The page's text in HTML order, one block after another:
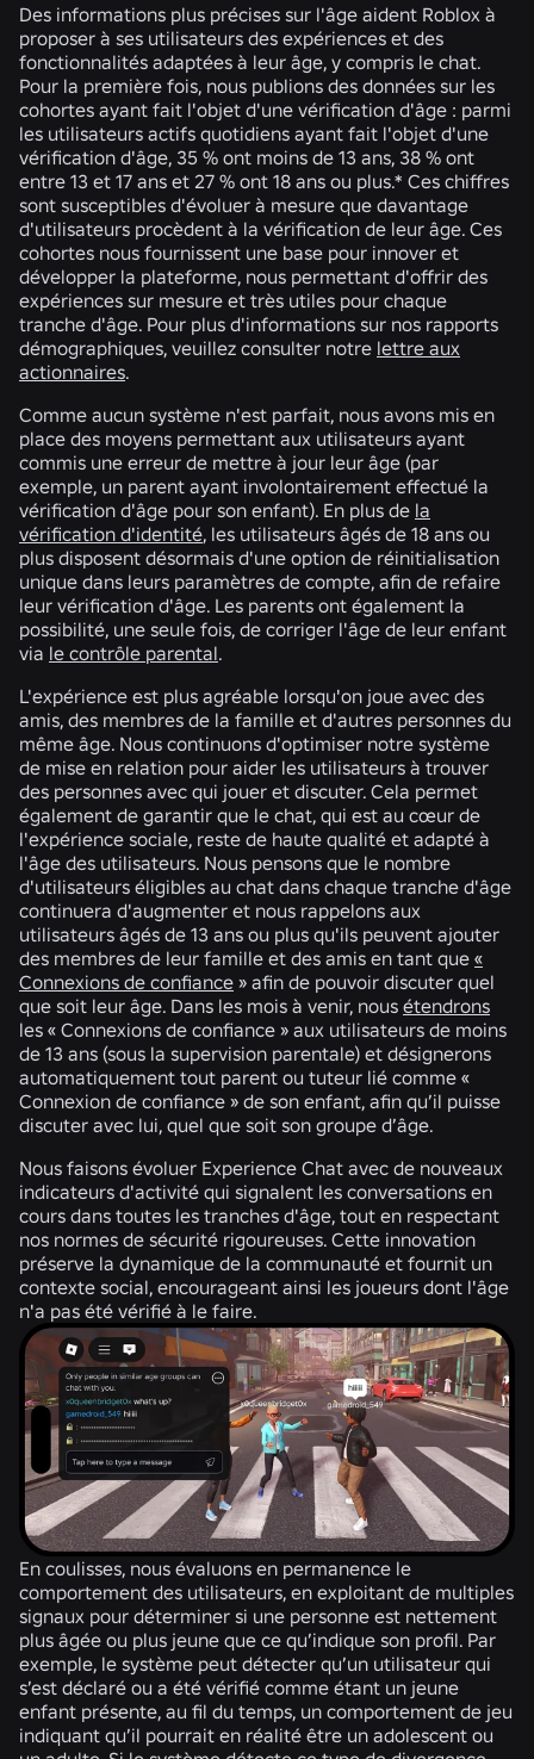
Des informations plus précises sur l'âge aident Roblox à
proposer à ses utilisateurs des expériences et des
fonctionnalités adaptées à leur âge, y compris le chat.
Pour la première fois, nous publions des données sur les
cohortes ayant fait l'objet d'une vérification d'âge : parmi
les utilisateurs actifs quotidiens ayant fait l'objet d'une
vérification d'âge, 35 % ont moins de 13 ans, 38 % ont
entre 13 et 17 ans et 27 % ont 18 ans ou plus.* Ces chiffres
sont susceptibles d'évoluer à mesure que davantage
d'utilisateurs procèdent à la vérification de leur âge. Ces
cohortes nous fournissent une base pour innover et
développer la plateforme, nous permettant d'offrir des
expériences sur mesure et très utiles pour chaque
tranche d'âge. Pour plus d'informations sur nos rapports
démographiques, veuillez consulter notre lettre aux
actionnaires.
Comme aucun système n'est parfait, nous avons mis en
place des moyens permettant aux utilisateurs ayant
commis une erreur de mettre à jour leur âge (par
exemple, un parent ayant involontairement effectué la
vérification d'âge pour son enfant). En plus de la
vérification d'identité, les utilisateurs âgés de 18 ans ou
plus disposent désormais d'une option de réinitialisation
unique dans leurs paramètres de compte, afin de refaire
leur vérification d'âge. Les parents ont également la
possibilité, une seule fois, de corriger l'âge de leur enfant
via le contrôle parental.
L'expérience est plus agréable lorsqu'on joue avec des
amis, des membres de la famille et d'autres personnes du
même âge. Nous continuons d'optimiser notre système
de mise en relation pour aider les utilisateurs à trouver
des personnes avec qui jouer et discuter. Cela permet
également de garantir que le chat, qui est au cœur de
l'expérience sociale, reste de haute qualité et adapté à
l'âge des utilisateurs. Nous pensons que le nombre
d'utilisateurs éligibles au chat dans chaque tranche d'âge
continuera d'augmenter et nous rappelons aux
utilisateurs âgés de 13 ans ou plus qu'ils peuvent ajouter
des membres de leur famille et des amis en tant que «
Connexions de confiance » afin de pouvoir discuter quel
que soit leur âge. Dans les mois à venir, nous étendrons
les « Connexions de confiance » aux utilisateurs de moins
de 13 ans (sous la supervision parentale) et désignerons
automatiquement tout parent ou tuteur lié comme «
Connexion de confiance » de son enfant, afin qu’il puisse
discuter avec lui, quel que soit son groupe d’âge.
Nous faisons évoluer Experience Chat avec de nouveaux
indicateurs d'activité qui signalent les conversations en
cours dans toutes les tranches d'âge, tout en respectant
nos normes de sécurité rigoureuses. Cette innovation
préserve la dynamique de la communauté et fournit un
contexte social, encourageant ainsi les joueurs dont l'âge
n'a pas été vérifié à le faire.
En coulisses, nous évaluons en permanence le
comportement des utilisateurs, en exploitant de multiples
signaux pour déterminer si une personne est nettement
plus âgée ou plus jeune que ce qu’indique son profil. Par
exemple, le système peut détecter qu’un utilisateur qui
s’est déclaré ou a été vérifié comme étant un jeune
enfant présente, au fil du temps, un comportement de jeu
indiquant qu’il pourrait en réalité être un adolescent ou